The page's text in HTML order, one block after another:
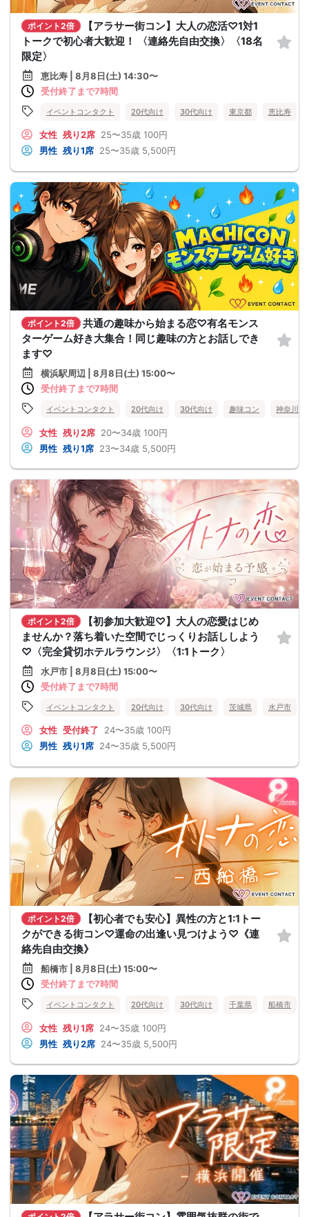
ポイント2倍
【アラサー街コン】大人の恋活♡1対1
トークで初心者大歓迎！ 〈連絡先自由交換〉〈18名
限定〉
恵比寿 | 8月8日(土) 14:30〜
受付終了まで7時間
イベントコンタクト 20代向け 30代向け 東京都 恵比寿
女性 残り2席 25〜35歳 100円
男性 残り1席 25〜35歳 5,500円
ポイント2倍
共通の趣味から始まる恋♡有名モンス
ターゲーム好き大集合！同じ趣味の方とお話しでき
ます♡
横浜駅周辺 | 8月8日(土) 15:00〜
受付終了まで7時間
イベントコンタクト 20代向け 30代向け 趣味コン 神奈川県
女性 残り2席 20〜34歳 100円
男性 残り1席 23〜34歳 5,500円
ポイント2倍
【初参加大歓迎♡】大人の恋愛はじめ
ませんか？落ち着いた空間でじっくりお話ししよう
♡〈完全貸切ホテルラウンジ〉〈1:1トーク〉
水戸市 | 8月8日(土) 15:00〜
受付終了まで7時間
イベントコンタクト 20代向け 30代向け 茨城県 水戸市
女性 受付終了 24〜35歳 100円
男性 残り1席 24〜35歳 5,500円
ポイント2倍
【初心者でも安心】異性の方と1:1トー
クができる街コン♡運命の出逢い見つけよう♡《連
絡先自由交換》
船橋市 | 8月8日(土) 15:00〜
受付終了まで7時間
イベントコンタクト 20代向け 30代向け 千葉県 船橋市
女性 残り1席 24〜35歳 100円
男性 残り2席 24〜35歳 5,500円